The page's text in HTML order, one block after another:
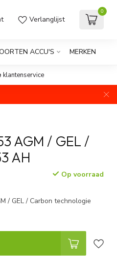
Verlanglijst
0
ACCU'S MERKEN
klantenservice
AGM / GEL /
AH
Op voorraad
/ GEL / Carbon technologie